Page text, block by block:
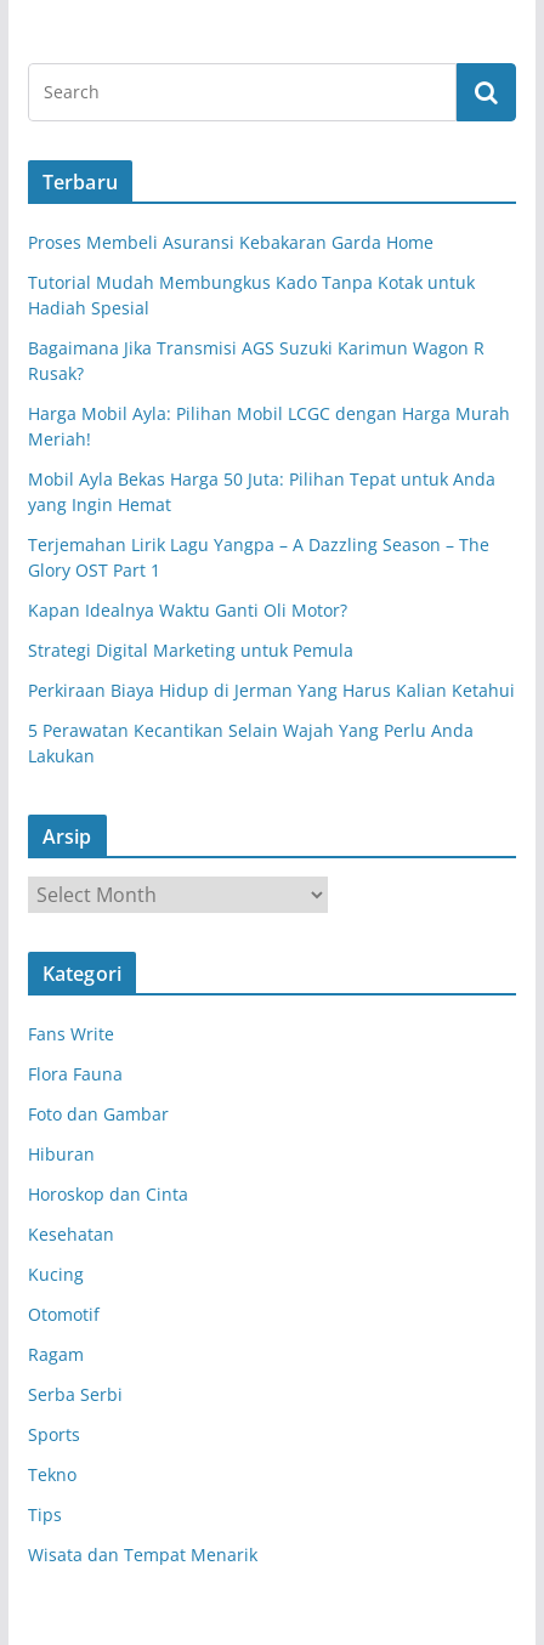
Terbaru
Proses Membeli Asuransi Kebakaran Garda Home
Tutorial Mudah Membungkus Kado Tanpa Kotak untuk
Hadiah Spesial
Bagaimana Jika Transmisi AGS Suzuki Karimun Wagon R
Rusak?
Harga Mobil Ayla: Pilihan Mobil LCGC dengan Harga Murah
Meriah!
Mobil Ayla Bekas Harga 50 Juta: Pilihan Tepat untuk Anda
yang Ingin Hemat
Terjemahan Lirik Lagu Yangpa – A Dazzling Season – The
Glory OST Part 1
Kapan Idealnya Waktu Ganti Oli Motor?
Strategi Digital Marketing untuk Pemula
Perkiraan Biaya Hidup di Jerman Yang Harus Kalian Ketahui
5 Perawatan Kecantikan Selain Wajah Yang Perlu Anda
Lakukan
Arsip
s
Kategori
Fans Write
Flora Fauna
Foto dan Gambar
Hiburan
Horoskop dan Cinta
Kesehatan
Kucing
Otomotif
Ragam
Serba Serbi
Sports
Tekno
Tips
Wisata dan Tempat Menarik